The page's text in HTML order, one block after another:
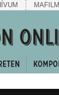
MAFILM